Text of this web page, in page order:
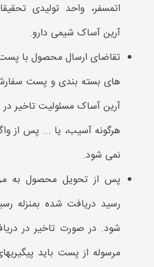
اتمسفر، واحد تولیدی
آرین آساک شیمی دارو.
تقاضای ارسال محصول با پست
های بسته بندی و پست
آرین آساک مسئولیت تاخیر در
هرگونه آسیب، یا ... پس از
نمی شود.
پس از تحویل محصول به
رسید دریافت شده بمنزله
شود. در صورت تاخیر در
مرسوله از پست باید